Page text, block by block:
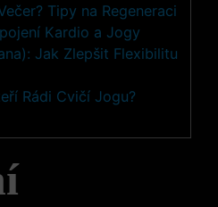
Tipy na Regeneraci
Kardio a Jogy
Jak Zlepšit Flexibilitu
Rádi Cvičí Jogu?